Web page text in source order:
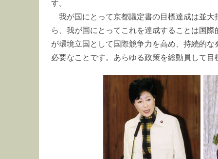
す。
我が国にとって京都議定書の目標達成は並
ら、我が国にとってこれを達成することは国
が環境立国として国際競争力を高め、持続的
必要なことです。あらゆる政策を総動員して